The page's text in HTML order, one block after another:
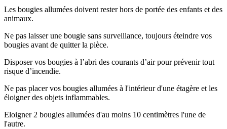
Les bougies allumées doivent rester hors de portée des enfants et des
animaux.
Ne pas laisser une bougie sans surveillance, toujours éteindre vos
bougies avant de quitter la pièce.
Disposer vos bougies à l’abri des courants d’air pour prévenir tout
risque d’incendie.
Ne pas placer vos bougies allumées à l'intérieur d'une étagère et les
éloigner des objets inflammables.
Eloigner 2 bougies allumées d'au moins 10 centimètres l'une de
l'autre.